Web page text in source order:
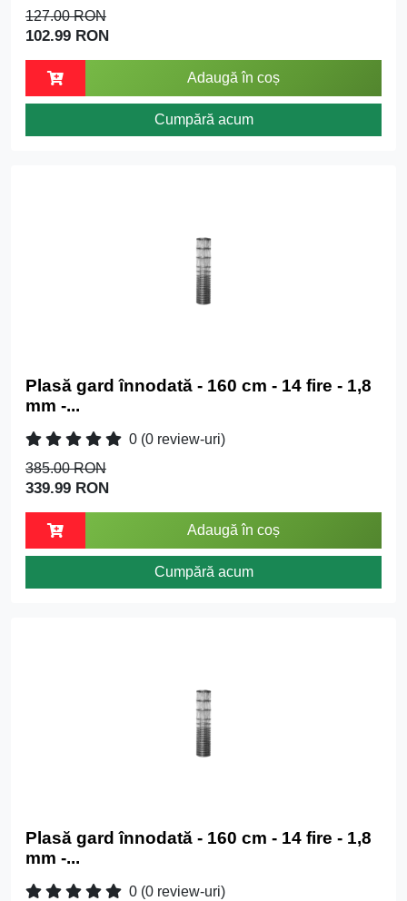
127.00 RON
102.99 RON
Adaugă în coș
Cumpără acum
Plasă gard înnodată - 160 cm - 14 fire - 1,8
mm -...
0 (0 review-uri)
385.00 RON
339.99 RON
Adaugă în coș
Cumpără acum
Plasă gard înnodată - 160 cm - 14 fire - 1,8
mm -...
0 (0 review-uri)